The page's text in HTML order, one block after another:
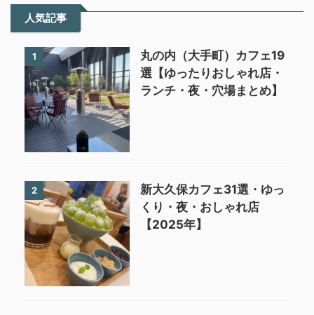
人気記事
1
丸の内（大手町）カフェ19
選【ゆったりおしゃれ店・
ランチ・夜・穴場まとめ】
2
新大久保カフェ31選・ゆっ
くり・夜・おしゃれ店
【2025年】